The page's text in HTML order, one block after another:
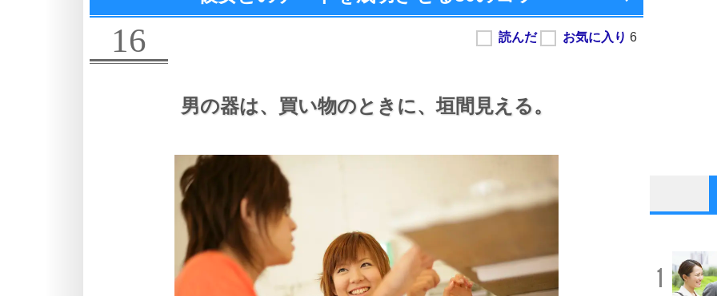
16
男の器は、 買い物のときに、垣間見える。
1